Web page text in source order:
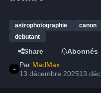
astrophotographie canon
debutant
Share
Abonnés
Par MadMax
13 décembre 202513 déc.